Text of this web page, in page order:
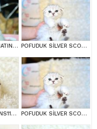
MUHTEŞEM YÜZ HATINA SAHİP SİLVER SCOTTİSH FOLD POFUDUK SİLVER SCOTTİSH FOLD
MAS MAVİ GÖZLÜ NS1133 SCOTTİSH FOLD erkek POFUDUK SİLVER SCOTTİSH FOLD